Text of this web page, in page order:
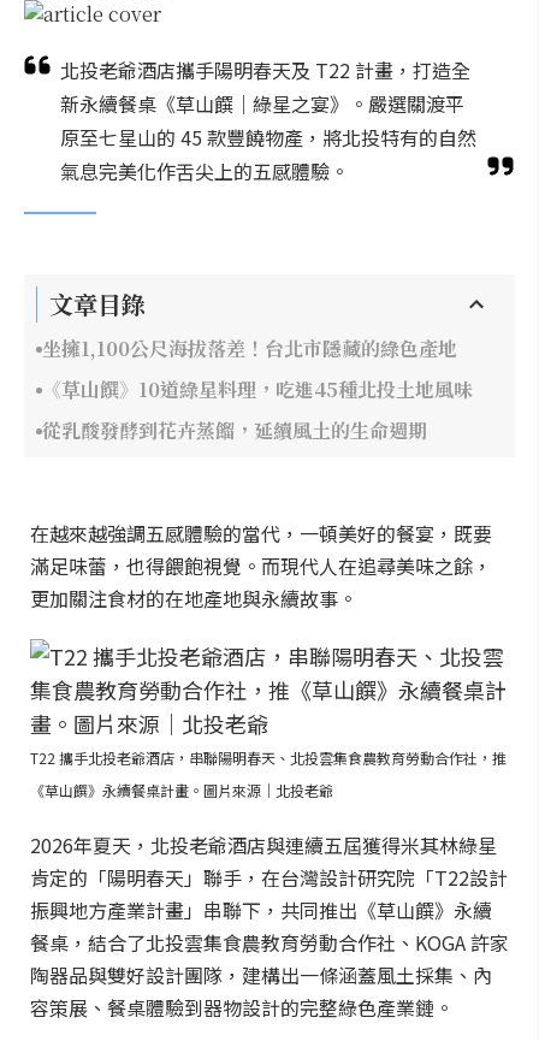
北投老爺酒店攜手陽明春天及 T22 計畫，打造全
新永續餐桌《草山饌｜綠星之宴》。嚴選關渡平
原至七星山的 45 款豐饒物產，將北投特有的自然
氣息完美化作舌尖上的五感體驗。
文章目錄
坐擁1,100公尺海拔落差！台北市隱藏的綠色產地
《草山饌》10道綠星料理，吃進45種北投土地風味
從乳酸發酵到花卉蒸餾，延續風土的生命週期
在越來越強調五感體驗的當代，一頓美好的餐宴，既要
滿足味蕾，也得餵飽視覺。而現代人在追尋美味之餘，
更加關注食材的在地產地與永續故事。
T22 攜手北投老爺酒店，串聯陽明春天、北投雲集食農教育勞動合作社，推
《草山饌》永續餐桌計畫。圖片來源｜北投老爺
2026年夏天，北投老爺酒店與連續五屆獲得米其林綠星
肯定的「陽明春天」聯手，在台灣設計研究院「T22設計
振興地方產業計畫」串聯下，共同推出《草山饌》永續
餐桌，結合了北投雲集食農教育勞動合作社、KOGA 許家
陶器品與雙好設計團隊，建構出一條涵蓋風土採集、內
容策展、餐桌體驗到器物設計的完整綠色產業鏈。